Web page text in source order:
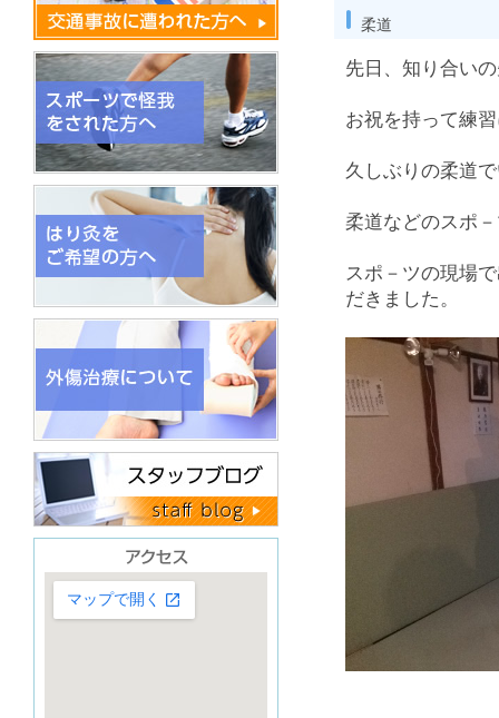
柔道
先日、知り合い
お祝を持って練
久しぶりの柔道
柔道などのスポ
スポ－ツの現場
だきました。